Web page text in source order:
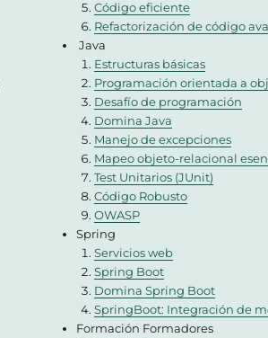
Código eficiente
Refactorización de código
Java
Estructuras básicas
Programación orientada a
Desafío de programación
Domina Java
Manejo de excepciones
Mapeo objeto-relacional
Test Unitarios (JUnit)
Código Robusto
OWASP
Spring
Servicios web
Spring Boot
Domina Spring Boot
SpringBoot: Integración de
Formación Formadores